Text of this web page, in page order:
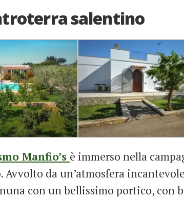
salentino
Manfio’s è immerso nella
Avvolto da un’atmosfera
con un bellissimo portico, con